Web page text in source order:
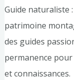
Guide naturaliste
patrimoine
des guides
permanence
et connaissances.